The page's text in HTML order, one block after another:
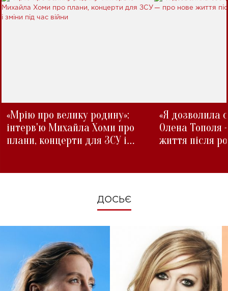
«Мрію про велику родину»:
інтерв'ю Михайла Хоми про
плани, концерти для ЗСУ і
«Я дозволила
Олена Тополя
життя після
ДОСЬЄ